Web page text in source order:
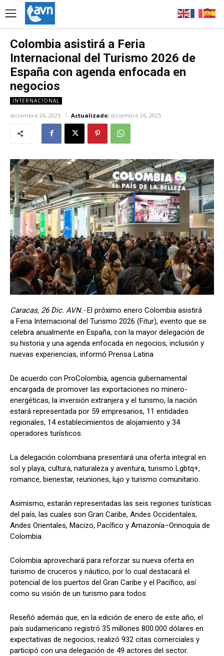
Colombia asistirá a Feria
Internacional del Turismo 2026 de
España con agenda enfocada en
negocios
INTERNACIONAL
diciembre 26, 2025 Actualizado: diciembre 26, 2025
Caracas, 26 Dic. AVN.-El próximo enero Colombia asistirá
a Feria Internacional del Turismo 2026 (Fitur), evento que se
celebra anualmente en España, con la mayor delegación de
su historia y una agenda enfocada en negocios, inclusión y
nuevas experiencias, informó Prensa Latina
De acuerdo con ProColombia, agencia gubernamental
encargada de promover las exportaciones no minero-
energéticas, la inversión extranjera y el turismo, la nación
estará representada por 59 empresarios, 11 entidades
regionales, 14 establecimientos de alojamiento y 34
operadores turísticos.
La delegación colombiana presentará una oferta integral en
sol y playa, cultura, naturaleza y aventura, turismo Lgbtq+,
romance, bienestar, reuniones, lujo y turismo comunitario.
Asimismo, estarán representadas las seis regiones turísticas
del país, las cuales son Gran Caribe, Andes Occidentales,
Andes Orientales, Macizo, Pacífico y Amazonía–Orinoquía de
Colombia.
Colombia aprovechará para reforzar su nueva oferta en
turismo de cruceros y náutico, por lo cual destacará el
potencial de los puertos del Gran Caribe y el Pacífico, así
como su visión de un turismo para todos.
Reseñó además que, en la edición de enero de este año, el
país sudamericano registró 35 millones 800.000 dólares en
expectativas de negocios, realizó 932 citas comerciales y
participó con una delegación de 49 actores del sector.